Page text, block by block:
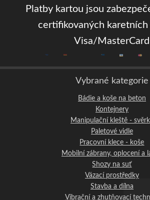
Platby kartou jsou
certifikovaných karetních
Visa/MasterCard
Vybrané kategorie
Bádie a koše na beton
Kontejnery
Manipulační kleště -
Paletové vidle
Pracovní klece - koše
Mobilní zábrany, oplocení a
Shozy na suť
Vázací prostředky
Stavba a dílna
Vibrační a zhutňovací